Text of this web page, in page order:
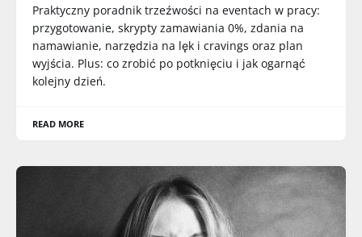
Praktyczny poradnik trzeźwości na eventach w pracy:
przygotowanie, skrypty zamawiania 0%, zdania na
namawianie, narzędzia na lęk i cravings oraz plan
wyjścia. Plus: co zrobić po potknięciu i jak ogarnąć
kolejny dzień.
READ MORE